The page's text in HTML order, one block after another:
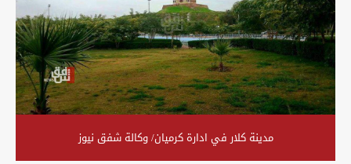
مدينة كلار في ادارة كرميان/ وكالة شفق نيوز